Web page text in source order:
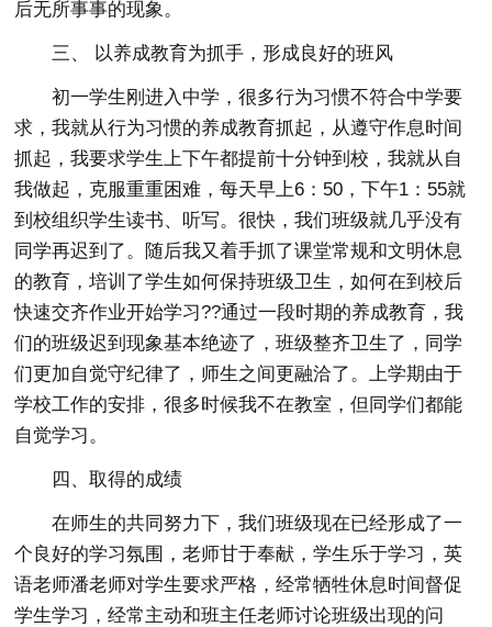
后无所事事的现象。
三、 以养成教育为抓手，形成良好的班风
初一学生刚进入中学，很多行为习惯不符合中学要
求，我就从行为习惯的养成教育抓起，从遵守作息时间
抓起，我要求学生上下午都提前十分钟到校，我就从自
我做起，克服重重困难，每天早上6：50，下午1：55就
到校组织学生读书、听写。很快，我们班级就几乎没有
同学再迟到了。随后我又着手抓了课堂常规和文明休息
的教育，培训了学生如何保持班级卫生，如何在到校后
快速交齐作业开始学习??通过一段时期的养成教育，我
们的班级迟到现象基本绝迹了，班级整齐卫生了，同学
们更加自觉守纪律了，师生之间更融洽了。上学期由于
学校工作的安排，很多时候我不在教室，但同学们都能
自觉学习。
四、取得的成绩
在师生的共同努力下，我们班级现在已经形成了一
个良好的学习氛围，老师甘于奉献，学生乐于学习，英
语老师潘老师对学生要求严格，经常牺牲休息时间督促
学生学习，经常主动和班主任老师讨论班级出现的问